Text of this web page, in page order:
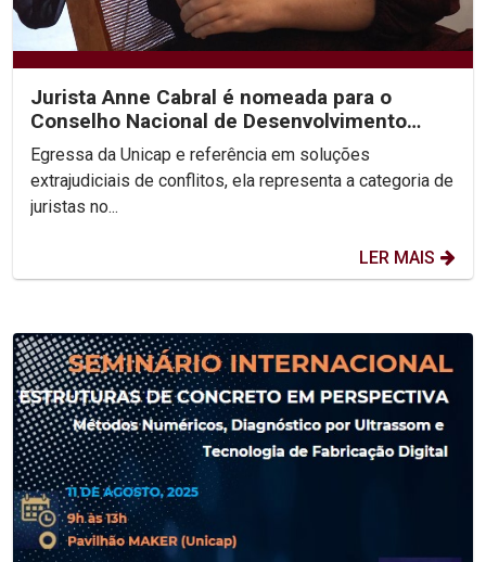
Jurista Anne Cabral é nomeada para o
Conselho Nacional de Desenvolvimento
Social Sustentável
Egressa da Unicap e referência em soluções
extrajudiciais de conflitos, ela representa a categoria de
juristas no...
LER MAIS